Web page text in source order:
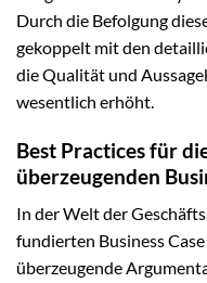
Durch die Befolgung
gekoppelt mit den
die Qualität und
wesentlich erhöht.
Best Practices für
überzeugenden
In der Welt der
fundierten Business
überzeugende